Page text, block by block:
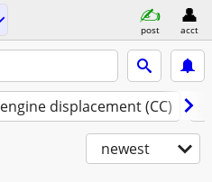
post acct
engine displacement (CC)
newest